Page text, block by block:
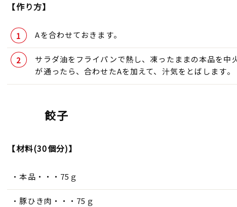
【作り方】
Aを合わせておきます。
サラダ油をフライパンで熱し、凍ったままの本品を中
が通ったら、合わせたAを加えて、汁気をとばします。
餃子
【材料(30個分)】
本品・・・75ｇ
豚ひき肉・・・75ｇ